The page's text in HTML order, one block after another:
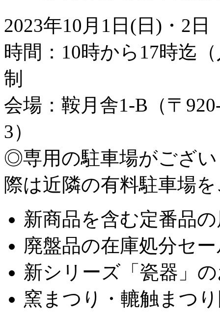
2023年10月1日(日)・2日
時間：10時から17時迄
制
会場：鞍月舎1-B（〒
3）
◎専用の駐車場がござ
際は近隣の有料駐車場
新商品を含む定番品
廃盤品の在庫処分セ
新シリーズ「瓷器」
窯まつり・轆触まつ